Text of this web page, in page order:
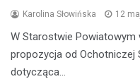
Karolina Słowińska 12
W Starostwie Powiatowym
propozycja od Ochotniczej
dotycząca…